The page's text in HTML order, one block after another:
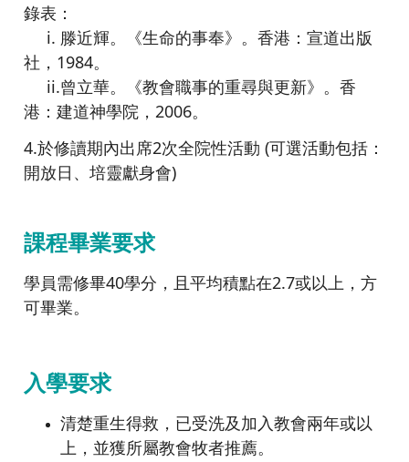
錄表：
i. 滕近輝。《生命的事奉》。香港：宣道出版
社，1984。
ii.曾立華。《教會職事的重尋與更新》。香
港：建道神學院，2006。
4.於修讀期內出席2次全院性活動 (可選活動包括：
開放日、培靈獻身會)
課程畢業要求
學員需修畢40學分，且平均積點在2.7或以上，方
可畢業。
入學要求
清楚重生得救，已受洗及加入教會兩年或以
上，並獲所屬教會牧者推薦。